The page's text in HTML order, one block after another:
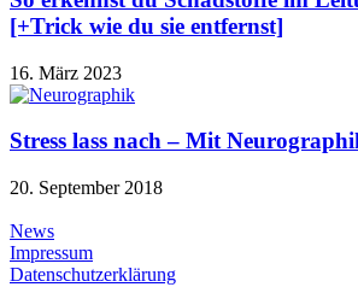
[+Trick wie du sie entfernst]
16. März 2023
Stress lass nach – Mit
20. September 2018
News
Impressum
Datenschutzerklärung